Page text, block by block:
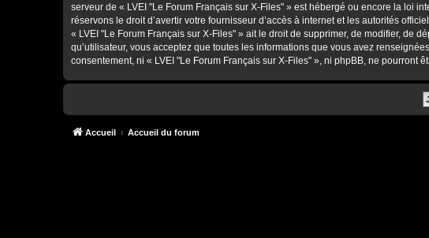
serveur de « LVEI "Le Forum Français sur X-Files" » est hébergé ou encore la loi
réservons le droit d’avertir votre fournisseur d’accès à internet et les autorités
« LVEI "Le Forum Français sur X-Files" » ait le droit de supprimer, de modifier, de
qu’utilisateur, vous acceptez que toutes les informations que vous avez
consentement, ni « LVEI "Le Forum Français sur X-Files" », ni phpBB, ne
Accueil Accueil du forum